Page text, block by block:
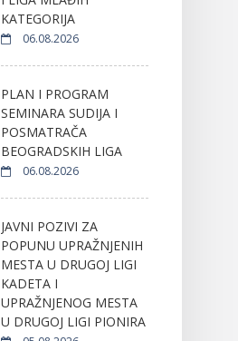
KATEGORIJA
06.08.2026
PLAN I PROGRAM
SEMINARA SUDIJA I
POSMATRAČA
BEOGRADSKIH LIGA
06.08.2026
JAVNI POZIVI ZA
POPUNU UPRAŽNJENIH
MESTA U DRUGOJ LIGI
KADETA I
UPRAŽNJENOG MESTA
U DRUGOJ LIGI PIONIRA